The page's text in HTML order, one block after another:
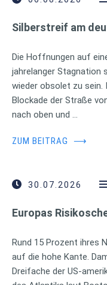
Silberstreif am
Die Hoffnungen auf
jahrelanger Stagnation
wieder obsolet zu sein.
Blockade der Straße
nach oben und …
ZUM BEITRAG ⟶
30.07.2026
Europas
Rund 15 Prozent ihres
auf die hohe Kante.
Dreifache der US-